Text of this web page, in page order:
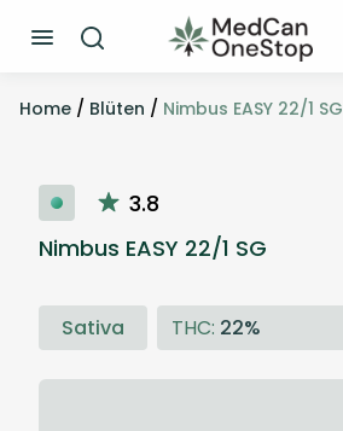
Home / Blüten / Nimbus EASY 22/1 SG
3.8
Nimbus EASY 22/1 SG
Sativa THC: 22%